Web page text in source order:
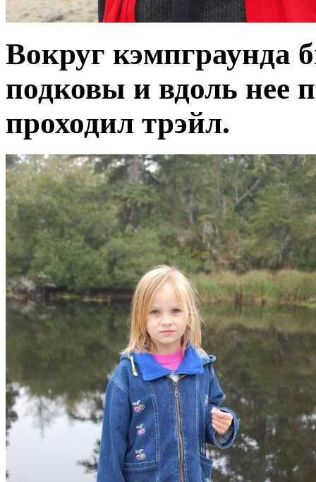
Вокруг кэмпграунда
подковы и вдоль нее
проходил трэйл.